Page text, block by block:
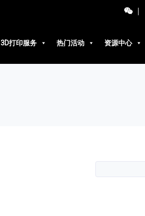
3D打印服务 热门活动 资源中心